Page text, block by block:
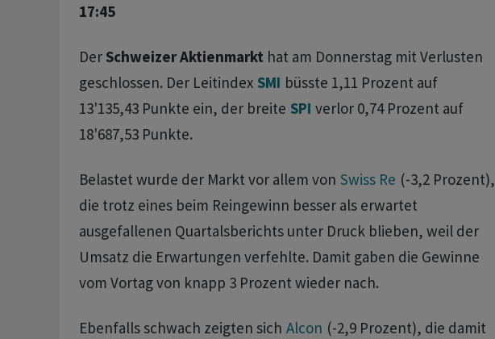
17:45
DerSchweizer Aktienmarkt hat am Donnerstag mit Verlusten
geschlossen. Der Leitindex SMI büsste 1,11 Prozent auf
13'135,43 Punkte ein, der breite SPI verlor 0,74 Prozent auf
18'687,53 Punkte.
Belastet wurde der Markt vor allem von Swiss Re (-3,2 Prozent),
die trotz eines beim Reingewinn besser als erwartet
ausgefallenen Quartalsberichts unter Druck blieben, weil der
Umsatz die Erwartungen verfehlte. Damit gaben die Gewinne
vom Vortag von knapp 3 Prozent wieder nach.
Ebenfalls schwach zeigten sich Alcon (-2,9 Prozent), die damit